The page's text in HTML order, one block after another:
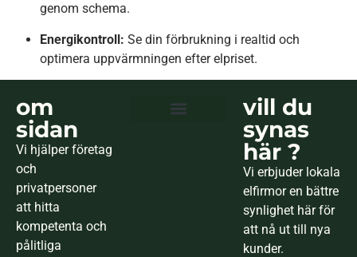
genom schema.
Energikontroll: Se din förbrukning i realtid och
optimera uppvärmningen efter elpriset.
om
sidan
Vi hjälper företag
och
privatpersoner
att hitta
kompetenta och
pålitliga
vill du
synas
här ?
Vi erbjuder lokala
elfirmor en bättre
synlighet här för
att nå ut till nya
kunder.